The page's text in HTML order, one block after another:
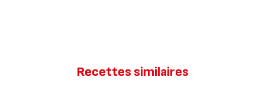
Recettes similaires